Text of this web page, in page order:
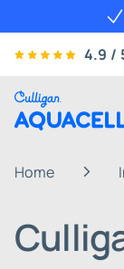
4.9 /
Home